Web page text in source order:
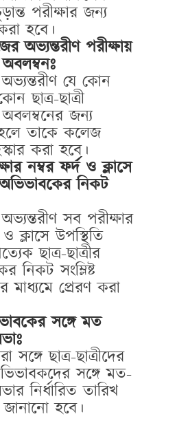
পরীক্ষার জন্য
হবে।
অভ্যন্তরীণ পরীক্ষায়
যে কোন
ছাত্র-ছাত্রী
জন্য
তাকে কলেজ
করা হবে।
নম্বর ফর্দ ও ক্লাসে
নিকট
সব পরীক্ষার
ক্লাসে উপস্থিতি
ছাত্র-ছাত্রীর
নিকট সংম্লিষ্ট
মাধ্যমে প্রেরণ করা
সঙ্গে মত
সঙ্গে ছাত্র-ছাত্রীদের
সঙ্গে মত-
নির্ধারিত তারিখ
হবে।